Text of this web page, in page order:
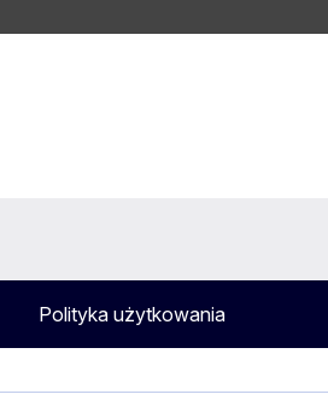
Polityka użytkowania